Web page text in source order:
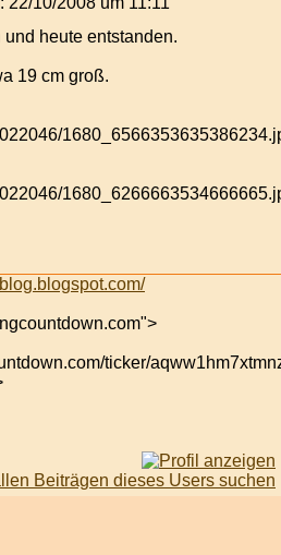
heute entstanden.
19 cm groß.
ticker/